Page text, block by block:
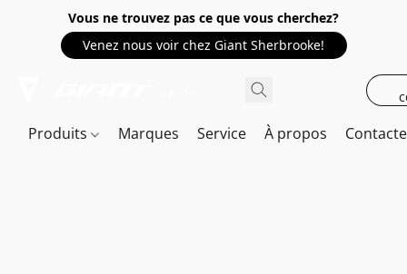
Vous ne trouvez pas ce que vous cherchez?
Venez nous voir chez Giant Sherbrooke!
Produits Marques Service À propos